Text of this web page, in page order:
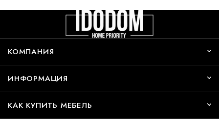
КОМПАНИЯ
ИНФОРМАЦИЯ
КАК КУПИТЬ МЕБЕЛЬ